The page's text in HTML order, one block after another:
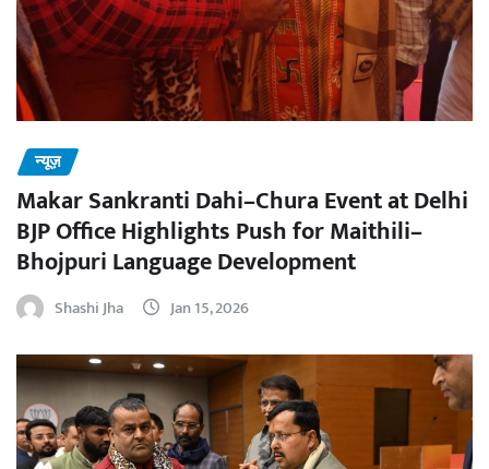
न्यूज़
Makar Sankranti Dahi–Chura Event at Delhi
BJP Office Highlights Push for Maithili–
Bhojpuri Language Development
Shashi Jha Jan 15, 2026